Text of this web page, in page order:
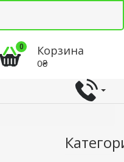
0 Корзина
0₴